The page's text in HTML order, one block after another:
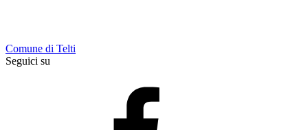
Comune di Telti
Seguici su